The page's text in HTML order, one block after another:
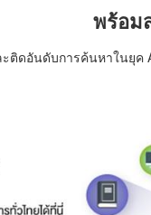
พร้อม
ติดอันดับการค้นหาในยุ